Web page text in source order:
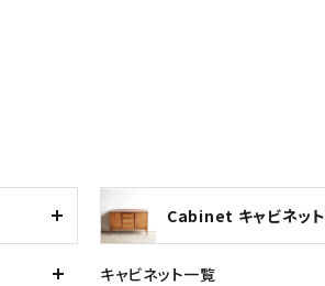
Cabinet キャビネット
キャビネット一覧